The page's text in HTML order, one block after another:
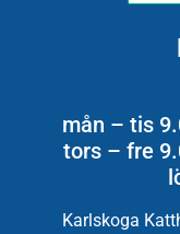
mån – tis
tors – fre
Karlskoga